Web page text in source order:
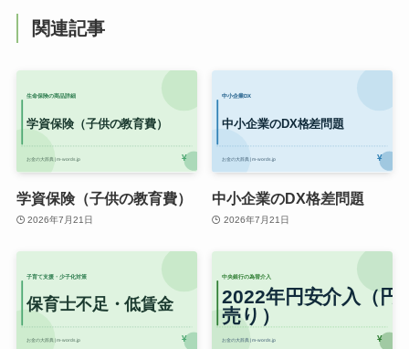
関連記事
学資保険（子供の教育費）
2026年7月21日
中小企業のDX格差問題
2026年7月21日